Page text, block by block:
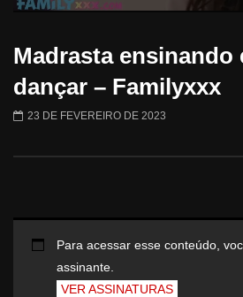
Madrasta ensinando
dançar – Familyxxx
23 DE FEVEREIRO DE 2023
Para acessar esse conteúdo,
assinante.
VER ASSINATURAS